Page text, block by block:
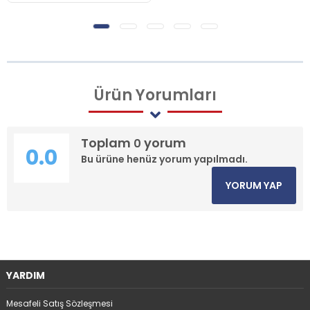
ÜrünYorumları
Toplam 0 yorum
Bu ürüne henüz yorum yapılmadı.
0.0
YORUM YAP
YARDIM
Mesafeli Satış Sözleşmesi